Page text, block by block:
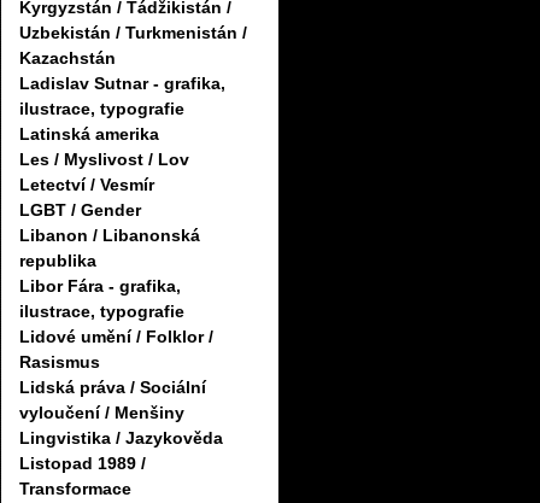
Kyrgyzstán / Tádžikistán /
Uzbekistán / Turkmenistán /
Kazachstán
Ladislav Sutnar - grafika,
ilustrace, typografie
Latinská amerika
Les / Myslivost / Lov
Letectví / Vesmír
LGBT / Gender
Libanon / Libanonská
republika
Libor Fára - grafika,
ilustrace, typografie
Lidové umění / Folklor /
Rasismus
Lidská práva / Sociální
vyloučení / Menšiny
Lingvistika / Jazykověda
Listopad 1989 /
Transformace